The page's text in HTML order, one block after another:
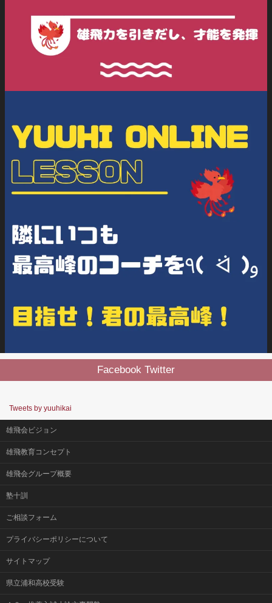
Facebook Twitter
Tweets by yuuhikai
雄飛会ビジョン
雄飛教育コンセプト
雄飛会グループ概要
塾十訓
ご相談フォーム
プライバシーポリシーについて
サイトマップ
県立浦和高校受験